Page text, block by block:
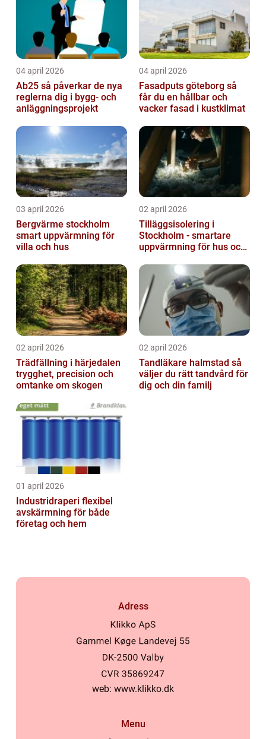
04 april 2026
Ab25 så påverkar de nya
reglerna dig i bygg- och
anläggningsprojekt
04 april 2026
Fasadputs göteborg så
får du en hållbar och
vacker fasad i kustklimat
03 april 2026
Bergvärme stockholm
smart uppvärmning för
villa och hus
02 april 2026
Tilläggsisolering i
Stockholm - smartare
uppvärmning för hus och
02 april 2026
Trädfällning i härjedalen
trygghet, precision och
omtanke om skogen
02 april 2026
Tandläkare halmstad så
väljer du rätt tandvård för
dig och din familj
01 april 2026
Industridraperi flexibel
avskärmning för både
företag och hem
Adress
web: www.klikko.dk
Menu